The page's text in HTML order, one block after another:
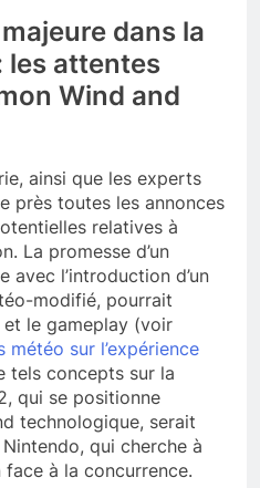
dans la
les attentes
Wind and
ainsi que les experts
près toutes les annonces
relatives à
La promesse d’un
avec l’introduction d’un
modifié, pourrait
le gameplay (voir
météo sur l’expérience
tels concepts sur la
qui se positionne
technologique, serait
qui cherche à
à la concurrence.